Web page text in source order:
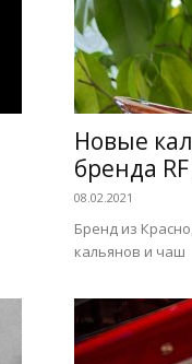
Новые
бренда
08.02.2021
Бренд из
кальянов и чаш